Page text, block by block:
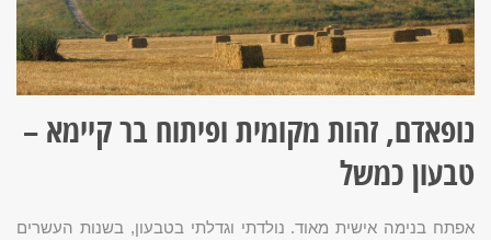
נופאדם, זהות מקומית ופיתוח בר קיימא –
טבעון כמשל
אפתח בנימה אישית מאוד. נולדתי וגדלתי בטבעון, בשנות העשרים